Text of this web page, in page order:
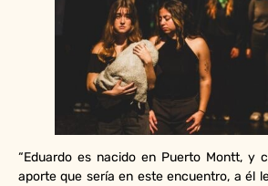
“Eduardo es nacido en Puerto Montt, y
aporte que sería en este encuentro, a él